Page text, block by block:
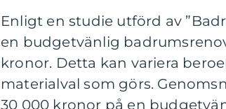
Enligt en studie utförd av
en budgetvänlig
kronor. Detta kan variera
materialval som görs.
30 000 kronor på en